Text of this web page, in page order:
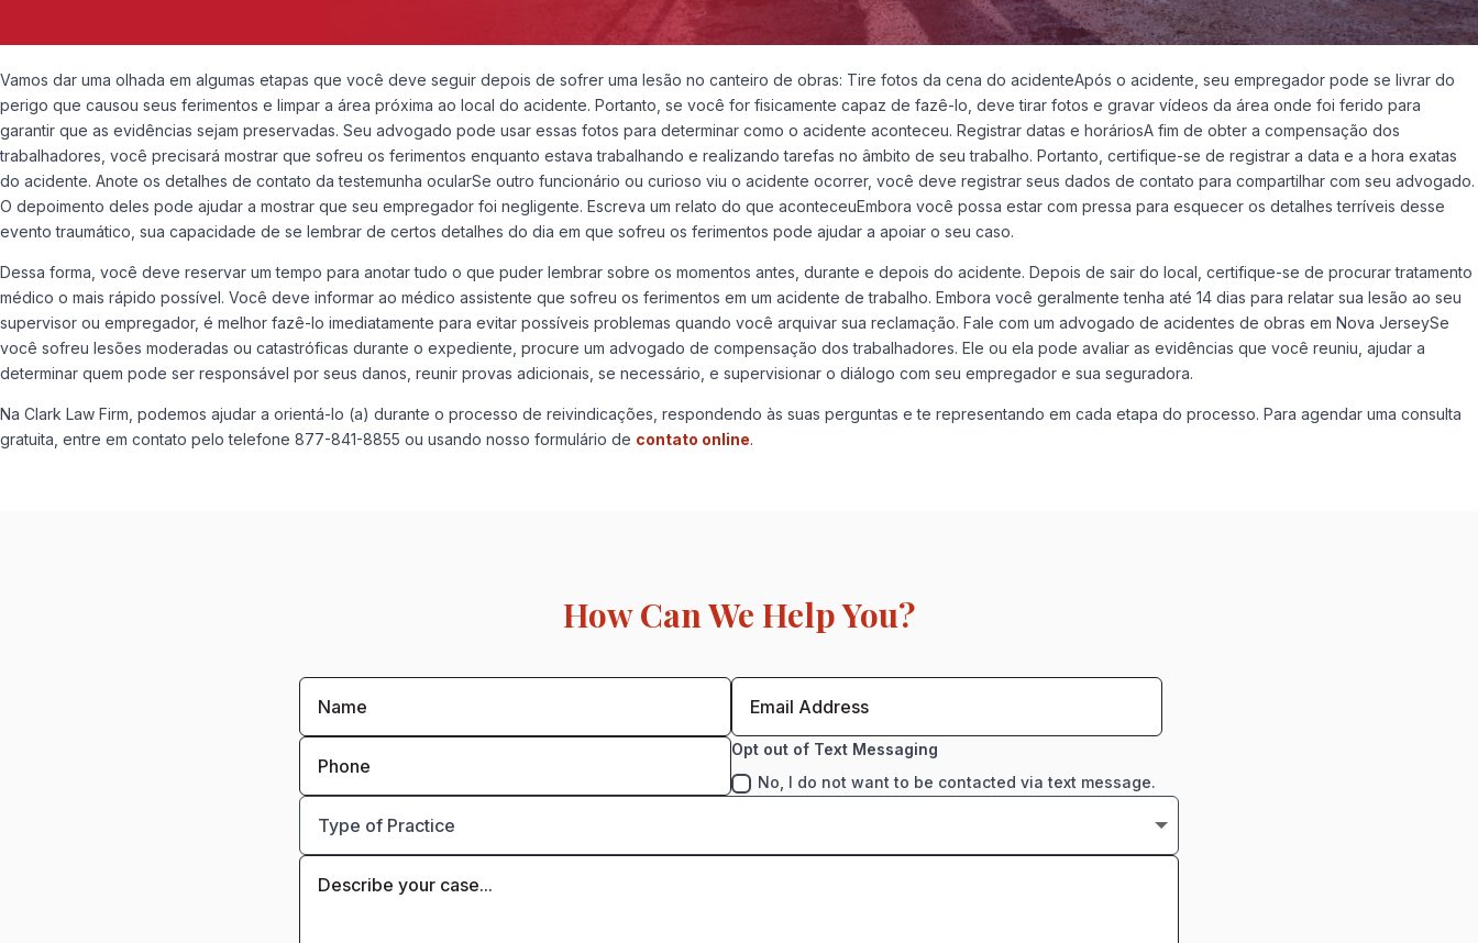
Vamos dar uma olhada em algumas etapas que você deve seguir depois de sofrer uma lesão no canteiro de obras: Tire fotos da cena do acidenteApós o acidente, seu empregador pode se livrar do
perigo que causou seus ferimentos e limpar a área próxima ao local do acidente. Portanto, se você for fisicamente capaz de fazê-lo, deve tirar fotos e gravar vídeos da área onde foi ferido para
garantir que as evidências sejam preservadas. Seu advogado pode usar essas fotos para determinar como o acidente aconteceu. Registrar datas e horáriosA fim de obter a compensação dos
trabalhadores, você precisará mostrar que sofreu os ferimentos enquanto estava trabalhando e realizando tarefas no âmbito de seu trabalho. Portanto, certifique-se de registrar a data e a hora exatas
do acidente. Anote os detalhes de contato da testemunha ocularSe outro funcionário ou curioso viu o acidente ocorrer, você deve registrar seus dados de contato para compartilhar com seu advogado.
O depoimento deles pode ajudar a mostrar que seu empregador foi negligente. Escreva um relato do que aconteceuEmbora você possa estar com pressa para esquecer os detalhes terríveis desse
evento traumático, sua capacidade de se lembrar de certos detalhes do dia em que sofreu os ferimentos pode ajudar a apoiar o seu caso.
Dessa forma, você deve reservar um tempo para anotar tudo o que puder lembrar sobre os momentos antes, durante e depois do acidente. Depois de sair do local, certifique-se de procurar tratamento
médico o mais rápido possível. Você deve informar ao médico assistente que sofreu os ferimentos em um acidente de trabalho. Embora você geralmente tenha até 14 dias para relatar sua lesão ao seu
supervisor ou empregador, é melhor fazê-lo imediatamente para evitar possíveis problemas quando você arquivar sua reclamação. Fale com um advogado de acidentes de obras em Nova JerseySe
você sofreu lesões moderadas ou catastróficas durante o expediente, procure um advogado de compensação dos trabalhadores. Ele ou ela pode avaliar as evidências que você reuniu, ajudar a
determinar quem pode ser responsável por seus danos, reunir provas adicionais, se necessário, e supervisionar o diálogo com seu empregador e sua seguradora.
Na Clark Law Firm, podemos ajudar a orientá-lo (a) durante o processo de reivindicações, respondendo às suas perguntas e te representando em cada etapa do processo. Para agendar uma consulta
gratuita, entre em contato pelo telefone 877-841-8855 ou usando nosso formulário de contato online.
How Can We Help You?
Opt out of Text Messaging
No, I do not want to be contacted via text message.